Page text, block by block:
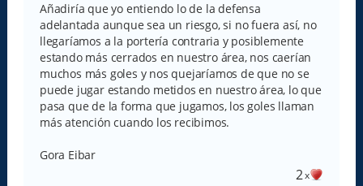
Añadiría que yo entiendo lo de la defensa
adelantada aunque sea un riesgo, si no fuera así, no
llegaríamos a la portería contraria y posiblemente
estando más cerrados en nuestro área, nos caerían
muchos más goles y nos quejaríamos de que no se
puede jugar estando metidos en nuestro área, lo que
pasa que de la forma que jugamos, los goles llaman
más atención cuando los recibimos.
Gora Eibar
2x